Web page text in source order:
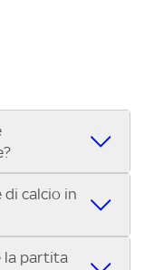
a te per
C Sky Wifi, la
League, la UEFA
la MotoGP™ e
calcio in
le partite
la partita